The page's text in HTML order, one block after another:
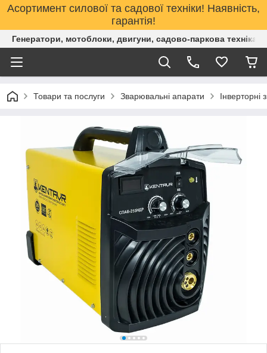
Асортимент силової та садової техніки! Наявність,
гарантія!
Генератори, мотоблоки, двигуни, садово-паркова техніка.
Товари та послуги Зварювальні апарати Інверторні